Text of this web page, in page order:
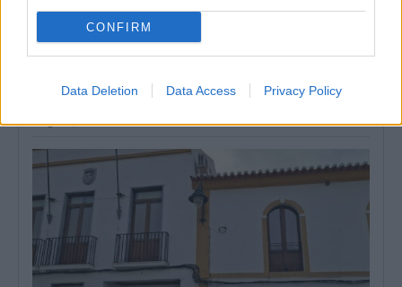
CONFIRM
Data Deletion Data Access Privacy Policy
Bombeiros de Aljustrel assistem a parto na ambulância durante
Uma equipa dos Bombeiros de Aljustrel assistiu a um parto na
6 Agosto, 2026 - 11:36